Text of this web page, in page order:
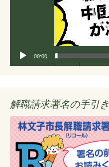
00:00
解職請求署名の手引き